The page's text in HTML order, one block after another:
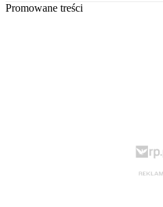
Promowane treści